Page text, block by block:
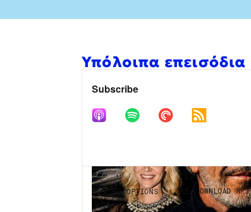
Υπόλοιπα επεισόδια